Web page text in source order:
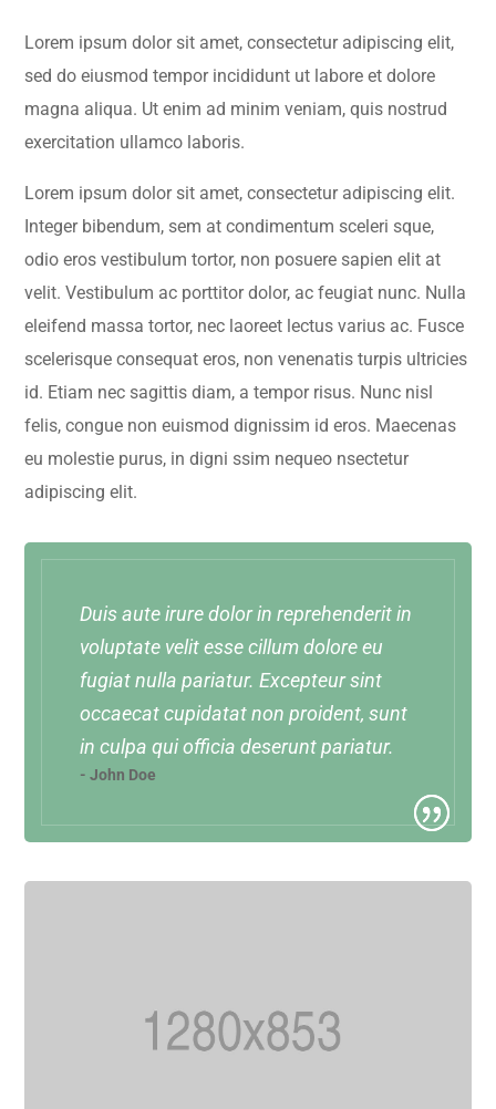
Lorem ipsum dolor sit amet, consectetur adipiscing elit,
sed do eiusmod tempor incididunt ut labore et dolore
magna aliqua. Ut enim ad minim veniam, quis nostrud
exercitation ullamco laboris.
Lorem ipsum dolor sit amet, consectetur adipiscing elit.
Integer bibendum, sem at condimentum sceleri sque,
odio eros vestibulum tortor, non posuere sapien elit at
velit. Vestibulum ac porttitor dolor, ac feugiat nunc. Nulla
eleifend massa tortor, nec laoreet lectus varius ac. Fusce
scelerisque consequat eros, non venenatis turpis ultricies
id. Etiam nec sagittis diam, a tempor risus. Nunc nisl
felis, congue non euismod dignissim id eros. Maecenas
eu molestie purus, in digni ssim nequeo nsectetur
adipiscing elit.
Duis aute irure dolor in reprehenderit in
voluptate velit esse cillum dolore eu
fugiat nulla pariatur. Excepteur sint
occaecat cupidatat non proident, sunt
in culpa qui officia deserunt pariatur.
- John Doe